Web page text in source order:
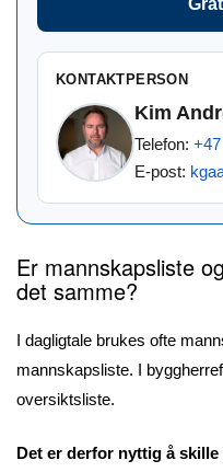
KONTAKTPERSON
Kim
Telefon:
E-post:
Er mannskapsliste
det samme?
I dagligtale brukes ofte
mannskapsliste. I
oversiktsliste.
Det er derfor nyttig å